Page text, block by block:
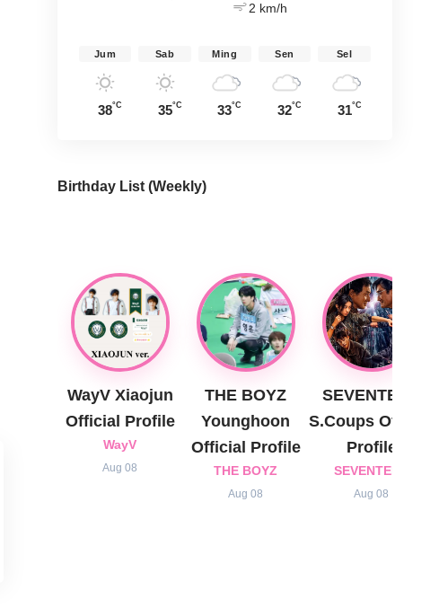
2 km/h
Jum
38°C
Sab
35°C
Ming
33°C
Sen
32°C
Sel
31°C
Birthday List (Weekly)
WayV Xiaojun
Official Profile
WayV
Aug 08
THE BOYZ
Younghoon
Official Profile
THE BOYZ
Aug 08
SEVENTEEN
S.Coups Official
Profile
SEVENTEEN
Aug 08